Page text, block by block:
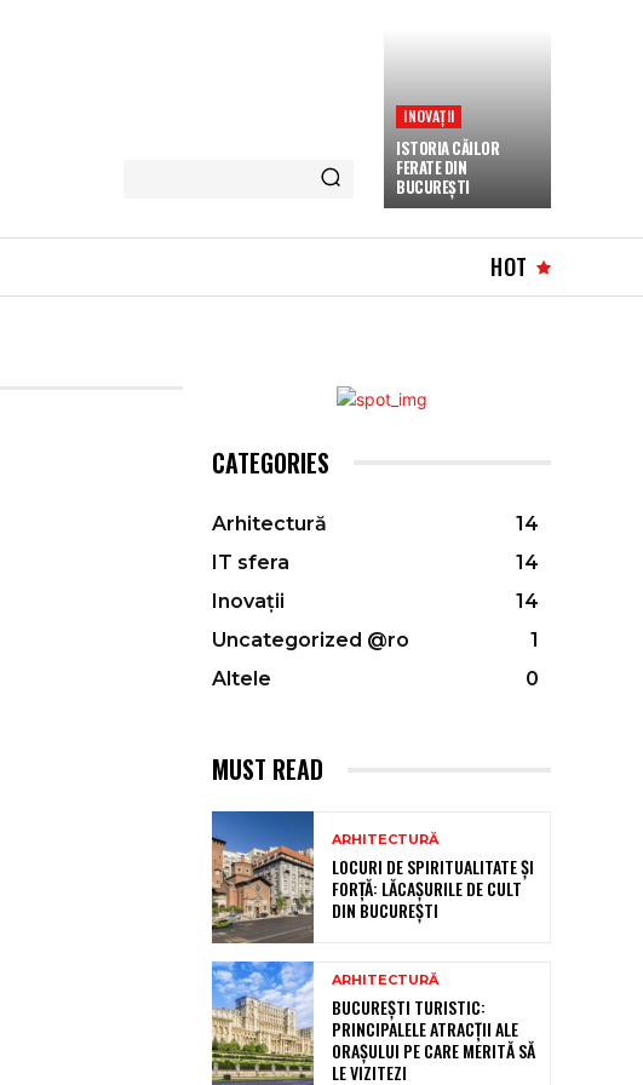
INOVAȚII
ISTORIA CĂILOR
FERATE DIN
BUCUREȘTI
HOT
CATEGORIES
Arhitectură
14
IT sfera
14
Inovații
14
Uncategorized @ro
1
Altele
0
MUST READ
ARHITECTURĂ
LOCURI DE SPIRITUALITATE ȘI
FORȚĂ: LĂCAȘURILE DE CULT
DIN BUCUREȘTI
ARHITECTURĂ
BUCUREȘTI TURISTIC:
PRINCIPALELE ATRACȚII ALE
ORAȘULUI PE CARE MERITĂ SĂ
LE VIZITEZI